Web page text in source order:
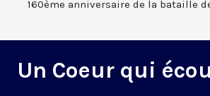
160ème anniversaire de la bataille
Un Coeur qui